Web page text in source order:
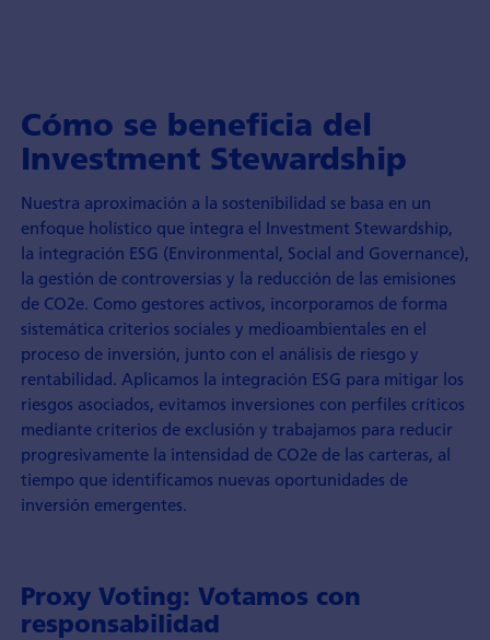
Cómo se beneficia del
Investment Stewardship
Nuestra aproximación a la sostenibilidad se basa en un
enfoque holístico que integra el Investment Stewardship,
la integración ESG (Environmental, Social and Governance),
la gestión de controversias y la reducción de las emisiones
de CO2e. Como gestores activos, incorporamos de forma
sistemática criterios sociales y medioambientales en el
proceso de inversión, junto con el análisis de riesgo y
rentabilidad. Aplicamos la integración ESG para mitigar los
riesgos asociados, evitamos inversiones con perfiles críticos
mediante criterios de exclusión y trabajamos para reducir
progresivamente la intensidad de CO2e de las carteras, al
tiempo que identificamos nuevas oportunidades de
inversión emergentes.
Proxy Voting: Votamos con
responsabilidad